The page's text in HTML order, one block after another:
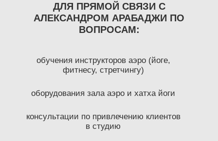
ДЛЯ ПРЯМОЙ СВЯЗИ С
АЛЕКСАНДРОМ АРАБАДЖИ ПО
ВОПРОСАМ:
обучения инструкторов аэро (йоге,
фитнесу, стретчингу)
оборудования зала аэро и хатха йоги
консультации по привлечению клиентов
в студию